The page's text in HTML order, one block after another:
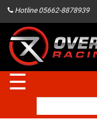
Hotline 05662-8878939
☰